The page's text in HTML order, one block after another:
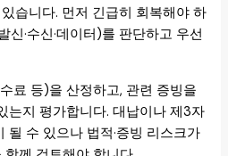
습니다. 먼저 긴급히 회복해야 하
·수신·데이터)를 판단하고 우선
료 등)을 산정하고, 관련 증빙을
는지 평가합니다. 대납이나 제3자
될 수 있으나 법적·증빙 리스크가